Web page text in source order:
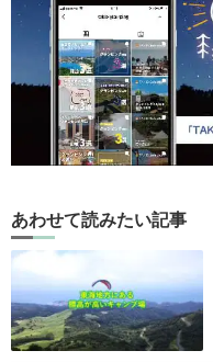
あわせて読みたい記事